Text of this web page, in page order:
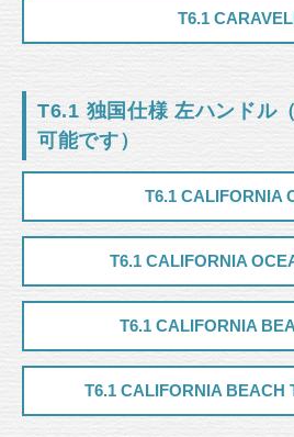
T6.1
T6.1 独国仕様 左ハンドル
可能です）
T6.1 CALIFORNIA
T6.1 CALIFORNIA
T6.1 CALIFORNIA
T6.1 CALIFORNIA BEACH